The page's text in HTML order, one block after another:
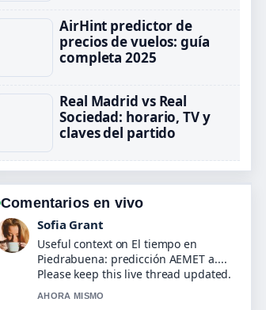
AirHint predictor de
precios de vuelos: guía
completa 2025
Real Madrid vs Real
Sociedad: horario, TV y
claves del partido
Comentarios en vivo
Elias Nyberg
The reporting on Posiciones del
Arsenal FC 2026/27 en Premier... feels
solid and very easy to follow.
3 MIN ATRAS